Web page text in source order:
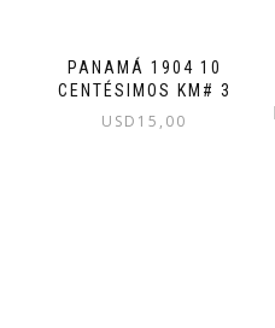
PANAMÁ 1904 10
CENTÉSIMOS KM# 3
USD 15,00